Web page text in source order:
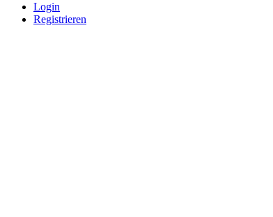
Login
Registrieren